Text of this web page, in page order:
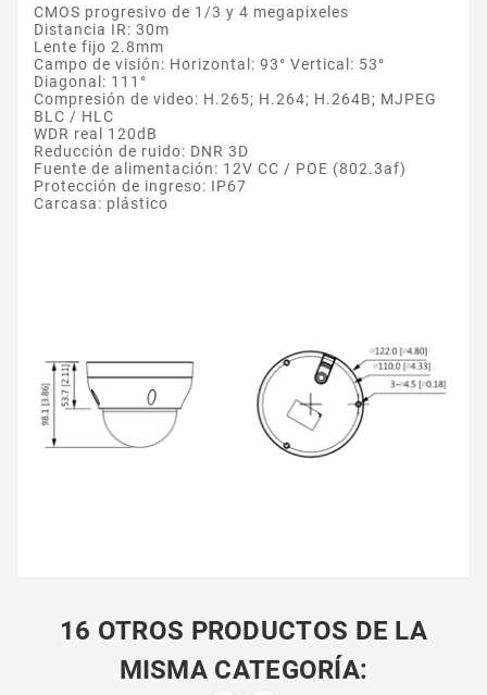
CMOS progresivo de 1/3 y 4 megapixeles
Distancia IR: 30m
Lente fijo 2.8mm
Campo de visión: Horizontal: 93° Vertical: 53°
Diagonal: 111°
Compresión de video: H.265; H.264; H.264B; MJPEG
BLC / HLC
WDR real 120dB
Reducción de ruido: DNR 3D
Fuente de alimentación: 12V CC / POE (802.3af)
Protección de ingreso: IP67
Carcasa: plástico
16 OTROS PRODUCTOS DE LA
MISMA CATEGORÍA: